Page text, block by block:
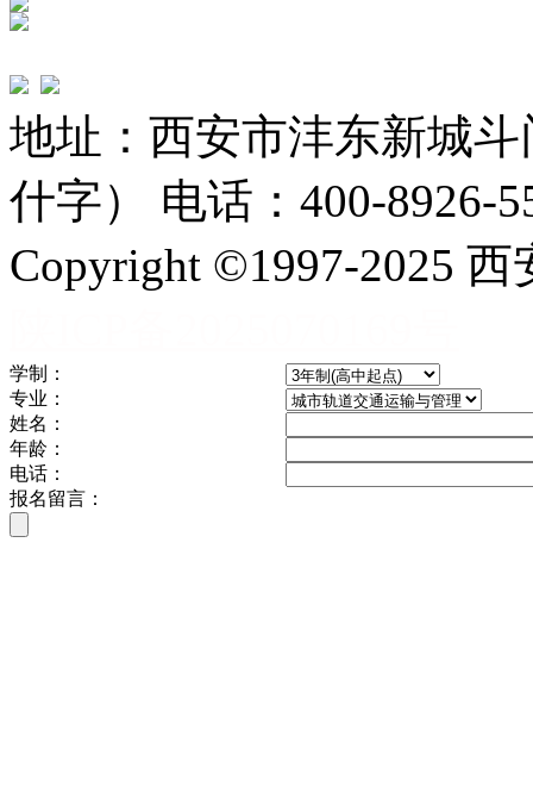
地址：西安市沣东新城
什字） 电话：400-8926-
Copyright ©1997-2025
学制：
专业：
姓名：
年龄：
电话：
报名留言：